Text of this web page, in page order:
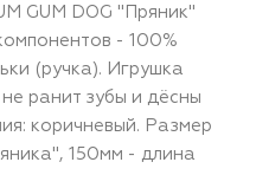
GUM DOG "Пряник"
- 100%
(ручка). Игрушка
ранит зубы и дёсны
коричневый. Размер
150мм - длина